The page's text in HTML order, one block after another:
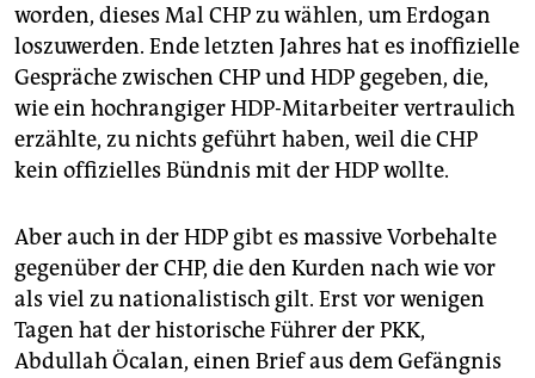
worden, dieses Mal CHP zu wählen, um Erdogan
loszuwerden. Ende letzten Jahres hat es inoffizielle
Gespräche zwischen CHP und HDP gegeben, die,
wie ein hochrangiger HDP-Mitarbeiter vertraulich
erzählte, zu nichts geführt haben, weil die CHP
kein offizielles Bündnis mit der HDP wollte.
Aber auch in der HDP gibt es massive Vorbehalte
gegenüber der CHP, die den Kurden nach wie vor
als viel zu nationalistisch gilt. Erst vor wenigen
Tagen hat der historische Führer der PKK,
Abdullah Öcalan, einen Brief aus dem Gefängnis